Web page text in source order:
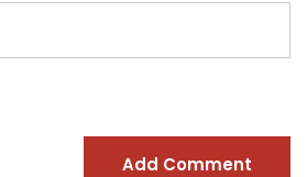
Add Comment